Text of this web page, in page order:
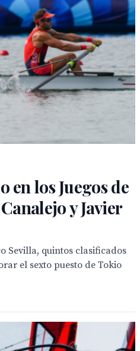
los Juegos de
y Javier
Sevilla, quintos clasificados
el sexto puesto de Tokio